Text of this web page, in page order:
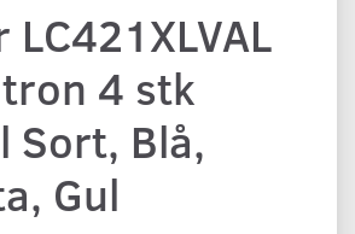
4 stk
Sort, Blå,
Gul